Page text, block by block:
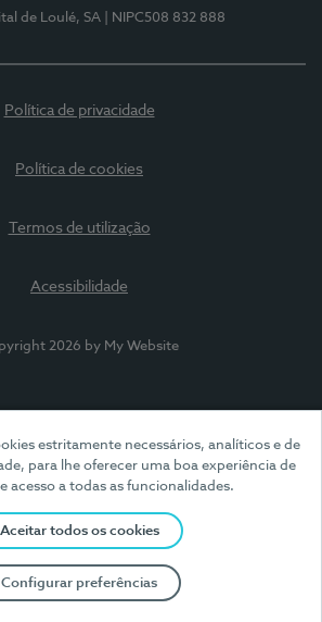
estritamente necessários, analíticos e de
para lhe oferecer uma boa experiência de
acesso a todas as funcionalidades.
Aceitar todos os cookies
Configurar preferências
de Loulé, SA
| NIPC508 832 888
Política de privacidade
Política de cookies
Termos de utilização
Acessibilidade
2026 by My Website